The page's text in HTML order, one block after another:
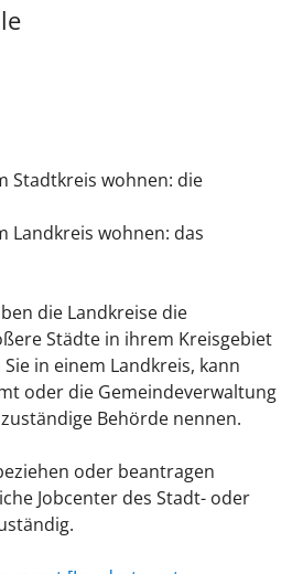
Stadtkreis wohnen: die
Landkreis wohnen: das
die Landkreise die
Städte in ihrem Kreisgebiet
in einem Landkreis, kann
oder die Gemeindeverwaltung
Behörde nennen.
oder beantragen
Jobcenter des Stadt- oder